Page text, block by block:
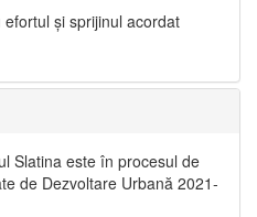
şi sprijinul acordat
Slatina este în procesul de
de Dezvoltare Urbană 2021‐